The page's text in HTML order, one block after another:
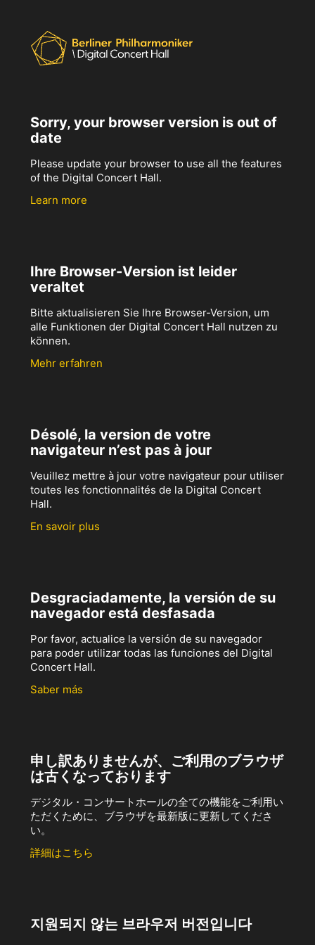
Sorry, your browser version is out of
date
Please update your browser to use all the features
of the Digital Concert Hall.
Learn more
Ihre Browser-Version ist leider
veraltet
Bitte aktualisieren Sie Ihre Browser-Version, um
alle Funktionen der Digital Concert Hall nutzen zu
können.
Mehr erfahren
Désolé, la version de votre
navigateur n’est pas à jour
Veuillez mettre à jour votre navigateur pour utiliser
toutes les fonctionnalités de la Digital Concert
Hall.
En savoir plus
Desgraciadamente, la versión de su
navegador está desfasada
Por favor, actualice la versión de su navegador
para poder utilizar todas las funciones del Digital
Concert Hall.
Saber más
申し訳ありませんが、ご利用のブラウザ
は古くなっております
デジタル・コンサートホールの全ての機能をご利用い
ただくために、ブラウザを最新版に更新してくださ
い。
詳細はこちら
지원되지 않는 브라우저 버전입니다